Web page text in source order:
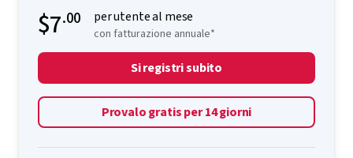
$7.00 per utente al mese
con fatturazione annuale*
Si registri subito
Provalo gratis per 14 giorni